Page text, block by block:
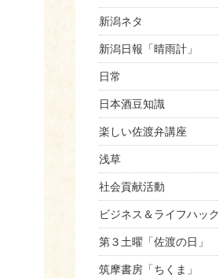
新潟ネタ
新潟日報「晴雨計」
日常
日本酒豆知識
楽しい佐渡弁講座
浅草
社会貢献活動
ビジネス＆ライフハック
第３土曜「佐渡の日」
筑摩書房「ちくま」